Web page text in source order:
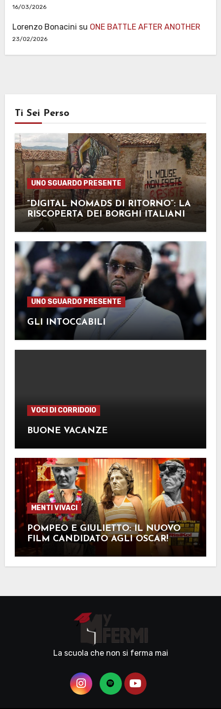
16/03/2026
Lorenzo Bonacini su ONE BATTLE AFTER ANOTHER
23/02/2026
Ti Sei Perso
UNO SGUARDO PRESENTE
“DIGITAL NOMADS DI RITORNO”: LA
RISCOPERTA DEI BORGHI ITALIANI
NEL 2024
UNO SGUARDO PRESENTE
GLI INTOCCABILI
VOCI DI CORRIDOIO
BUONE VACANZE
MENTI VIVACI
POMPEO E GIULIETTO: IL NUOVO
FILM CANDIDATO AGLI OSCAR!
La scuola che non si ferma mai